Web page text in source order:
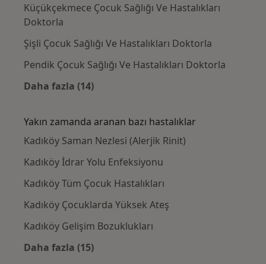
Küçükçekmece Çocuk Sağlığı Ve Hastalıkları
Doktorla
Şişli Çocuk Sağlığı Ve Hastalıkları Doktorla
Pendik Çocuk Sağlığı Ve Hastalıkları Doktorla
Daha fazla (14)
Yakın zamanda aranan bazı hastalıklar
Kadıköy Saman Nezlesi (Alerjik Rinit)
Kadıköy İdrar Yolu Enfeksiyonu
Kadıköy Tüm Çocuk Hastalıkları
Kadıköy Çocuklarda Yüksek Ateş
Kadıköy Gelişim Bozuklukları
Daha fazla (15)